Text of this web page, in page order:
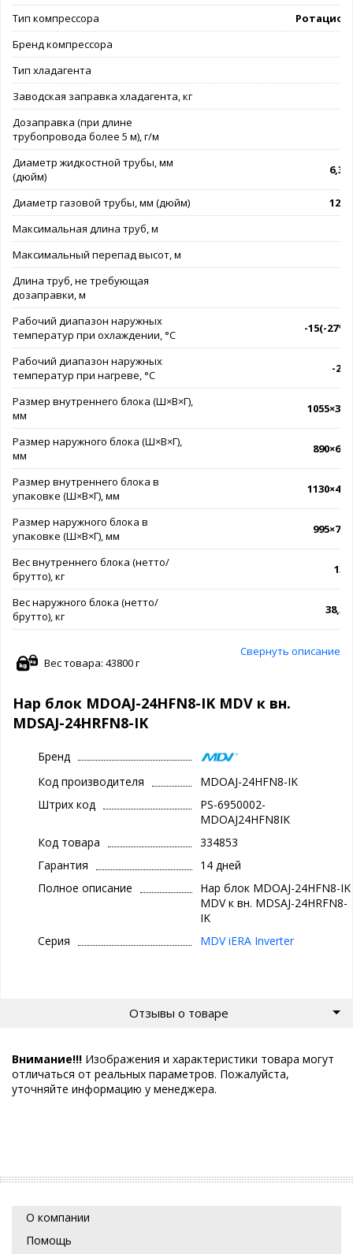
Тип компрессора
Бренд компрессора
Тип хладагента
Заводская заправка хладагента, кг
Дозаправка (при длине
трубопровода более 5 м), г/м
Диаметр жидкостной трубы, мм
(дюйм)
6,35
Диаметр газовой трубы, мм (дюйм)
12,7
Максимальная длина труб, м
Максимальный перепад высот, м
Длина труб, не требующая
дозаправки, м
Рабочий диапазон наружных
температур при охлаждении, °C
-15(-
Рабочий диапазон наружных
температур при нагреве, °C
-
Размер внутреннего блока (Ш×В×Г),
мм
Размер наружного блока (Ш×В×Г),
мм
Размер внутреннего блока в
упаковке (Ш×В×Г), мм
Размер наружного блока в
упаковке (Ш×В×Г), мм
Вес внутреннего блока (нетто/
брутто), кг
13
Вес наружного блока (нетто/
брутто), кг
38,3
Свернуть описание
Вес товара: 43800 г
Нар блок MDOAJ-24HFN8-IK MDV к вн.
MDSAJ-24HRFN8-IK
Бренд
Код производителя
MDOAJ-24HFN8-IK
Штрих код
PS-6950002-
MDOAJ24HFN8IK
Код товара
334853
Гарантия
14 дней
Полное описание
Нар блок MDOAJ-24HFN8-IK
MDV к вн. MDSAJ-24HRFN8-
IK
Серия
MDV iERA Inverter
Отзывы о товаре
Внимание!!! Изображения и характеристики товара могут
отличаться от реальных параметров. Пожалуйста,
уточняйте информацию у менеджера.
О компании
Помощь